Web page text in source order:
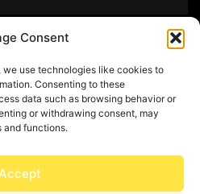
Consent
use technologies like cookies to
Consenting to these
data such as browsing behavior or
or withdrawing consent, may
and functions.
Accept